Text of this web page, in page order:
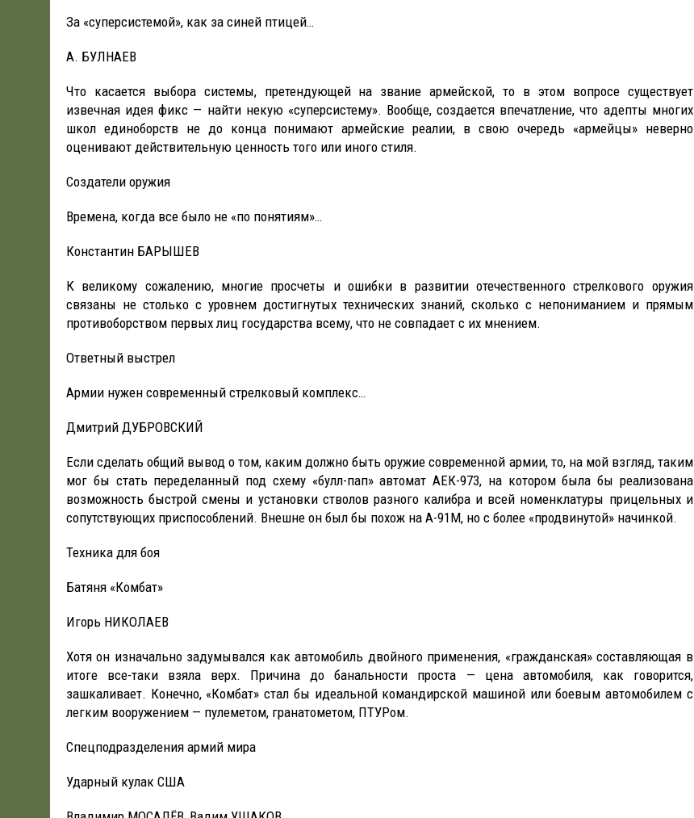
За «суперсистемой», как за синей птицей…
А. БУЛНАЕВ
Что касается выбора системы, претендующей на звание армейской, то в этом вопросе существует
извечная идея фикс — найти некую «суперсистему». Вообще, создается впечатление, что адепты многих
школ единоборств не до конца понимают армейские реалии, в свою очередь «армейцы» неверно
оценивают действительную ценность того или иного стиля.
Создатели оружия
Времена, когда все было не «по понятиям»…
Константин БАРЫШЕВ
К великому сожалению, многие просчеты и ошибки в развитии отечественного стрелкового оружия
связаны не столько с уровнем достигнутых технических знаний, сколько с непониманием и прямым
противоборством первых лиц государства всему, что не совпадает с их мнением.
Ответный выстрел
Армии нужен современный стрелковый комплекс…
Дмитрий ДУБРОВСКИЙ
Если сделать общий вывод о том, каким должно быть оружие современной армии, то, на мой взгляд, таким
мог бы стать переделанный под схему «булл-пап» автомат АЕК-973, на котором была бы реализована
возможность быстрой смены и установки стволов разного калибра и всей номенклатуры прицельных и
сопутствующих приспособлений. Внешне он был бы похож на А-91М, но с более «продвинутой» начинкой.
Техника для боя
Батяня «Комбат»
Игорь НИКОЛАЕВ
Хотя он изначально задумывался как автомобиль двойного применения, «гражданская» составляющая в
итоге все-таки взяла верх. Причина до банальности проста — цена автомобиля, как говорится,
зашкаливает. Конечно, «Комбат» стал бы идеальной командирской машиной или боевым автомобилем с
легким вооружением — пулеметом, гранатометом, ПТУРом.
Спецподразделения армий мира
Ударный кулак США